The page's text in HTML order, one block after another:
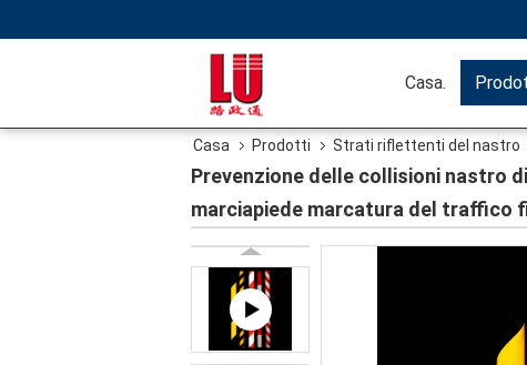
Casa.
Casa Prodotti Strati riflettenti del nastro
marcatura del traffico film riflettente
Prevenzione delle collisioni nastro
marciapiede marcatura del traffico